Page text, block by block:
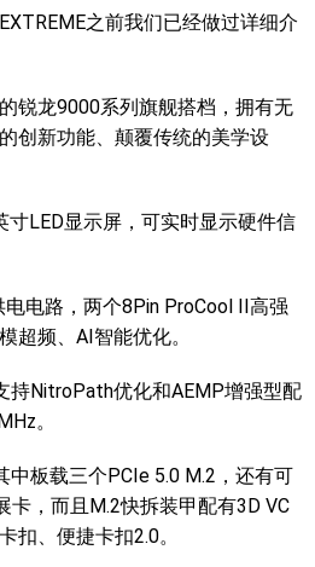
之前我们已经做过详细介
锐龙9000系列旗舰搭档，拥有无
创新功能、颠覆传统的美学设
LED显示屏，可实时显示硬件信
电路，两个8Pin ProCool II高强
超频、AI智能优化。
持NitroPath优化和AEMP增强型配
。
中板载三个PCIe 5.0 M.2，还有可
卡，而且M.2快拆装甲配有3D VC
扣、便捷卡扣2.0。